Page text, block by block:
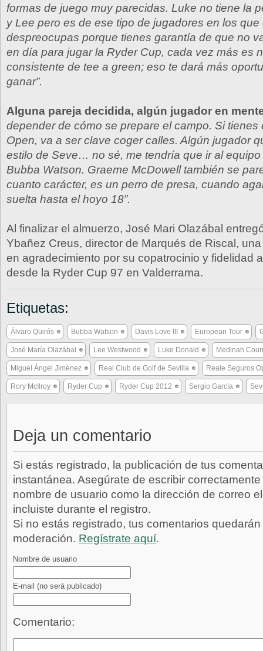
formas de juego muy parecidas. Luke no tiene la
y Lee pero es de ese tipo de jugadores en los que
despreocupas porque tienes garantía de que no
en día para jugar la Ryder Cup, cada vez más es
consistente de tee a green; eso te dará más
ganar”.
Alguna pareja decidida, algún jugador en
depender de cómo se prepare el campo. Si tienes
Open, va a ser clave coger calles. Algún jugador
estilo de Seve… no sé, me tendría que ir al
Bubba Watson. Graeme McDowell también se
cuanto carácter, es un perro de presa, cuando
suelta hasta el hoyo 18”.
Al finalizar el almuerzo, José Mari Olazábal
Ybañez Creus, director de Marqués de Riscal,
en agradecimiento por su copatrocinio y fidelidad
desde la Ryder Cup 97 en Valderrama.
Etiquetas:
Álvaro Quirós Bubba Watson Davis Love III European Tour
José María Olazábal Lee Westwood Luke Donald Medinah
Miguel Ángel Jiménez Real Club de Golf de Sevilla Reale Seguros
Rory McIlroy Ryder Cup Ryder Cup 2012 Sergio García
Deja un comentario
Si estás registrado, la publicación de tus
instantánea. Asegúrate de escribir
nombre de usuario como la dirección de correo
incluiste durante el registro.
Si no estás registrado, tus comentarios
moderación. Regístrate aquí.
Nombre de usuario
E-mail (no será publicado)
Comentario: